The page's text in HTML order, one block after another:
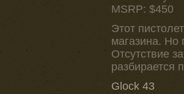
MSRP: $450
Этот
магазина. Но
Отсутствие
разбирается
Glock 43